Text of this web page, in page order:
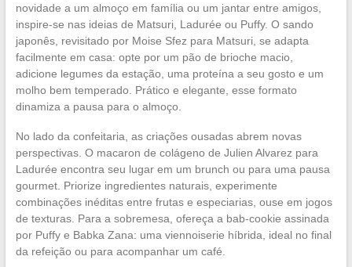
novidade a um almoço em família ou um jantar entre amigos,
inspire-se nas ideias de Matsuri, Ladurée ou Puffy. O sando
japonês, revisitado por Moise Sfez para Matsuri, se adapta
facilmente em casa: opte por um pão de brioche macio,
adicione legumes da estação, uma proteína a seu gosto e um
molho bem temperado. Prático e elegante, esse formato
dinamiza a pausa para o almoço.
No lado da confeitaria, as criações ousadas abrem novas
perspectivas. O macaron de colágeno de Julien Alvarez para
Ladurée encontra seu lugar em um brunch ou para uma pausa
gourmet. Priorize ingredientes naturais, experimente
combinações inéditas entre frutas e especiarias, ouse em jogos
de texturas. Para a sobremesa, ofereça a bab-cookie assinada
por Puffy e Babka Zana: uma viennoiserie híbrida, ideal no final
da refeição ou para acompanhar um café.